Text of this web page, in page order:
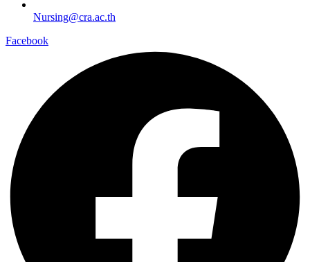
Nursing@cra.ac.th
Facebook